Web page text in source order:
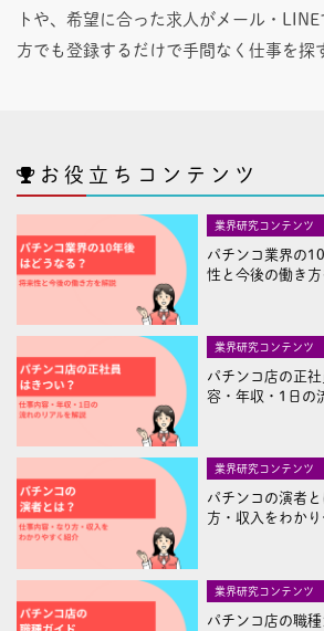
トや、希望に合った求人がメール・
方でも登録するだけで手間なく仕事を探
お役立ちコンテンツ
業界研究コンテンツ
パチンコ業界の
性と今後の働き方
業界研究コンテンツ
パチンコ店の正
容・年収・1日の
業界研究コンテンツ
パチンコの演者
方・収入をわか
業界研究コンテンツ
パチンコ店の職